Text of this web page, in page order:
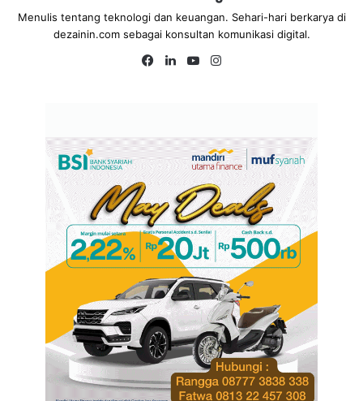
Menulis tentang teknologi dan keuangan. Sehari-hari berkarya di
dezainin.com sebagai konsultan komunikasi digital.
Fa
Lin
Yo